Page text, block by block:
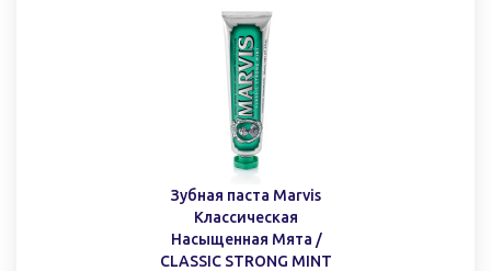
Зубная паста Marvis
Классическая
Насыщенная Мята /
CLASSIC STRONG MINT